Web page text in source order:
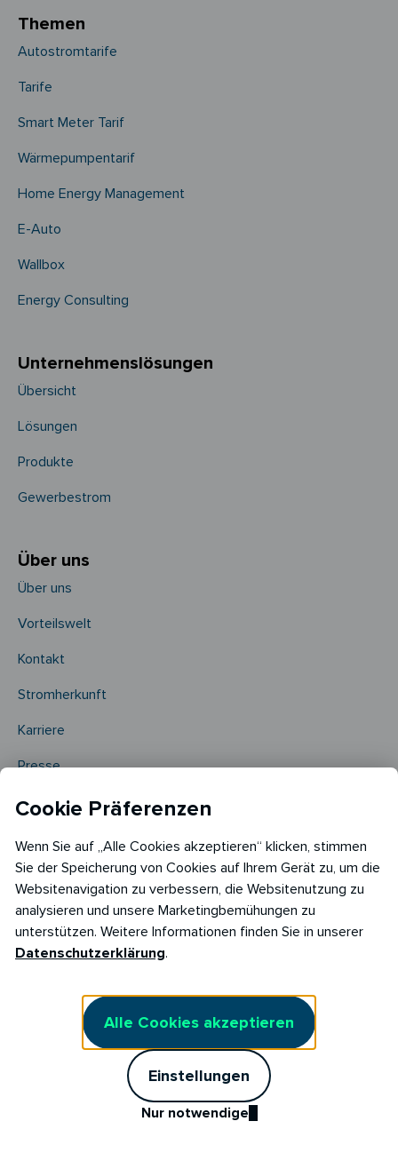
Themen
Autostromtarife
Tarife
Smart Meter Tarif
Wärmepumpentarif
Home Energy Management
E-Auto
Wallbox
Energy Consulting
Unternehmens­­lösungen
Übersicht
Lösungen
Produkte
Gewerbestrom
Über uns
Über uns
Vorteilswelt
Kontakt
Stromherkunft
Karriere
Presse
FAQ
Magazin
Kundenportal
Affiliate Partner
Datenschutzerklärung
Impressum
Barrierefreiheitserklärung
AGB Stromliefervertrag
Cookie Präferenzen
Wenn Sie auf „Alle Cookies akzeptieren“ klicken, stimmen
Sie der Speicherung von Cookies auf Ihrem Gerät zu, um die
Websitenavigation zu verbessern, die Websitenutzung zu
analysieren und unsere Marketingbemühungen zu
unterstützen. Weitere Informationen finden Sie in unserer
Datenschutzerklärung.
Alle Cookies akzeptieren
Einstellungen
Nur notwendige